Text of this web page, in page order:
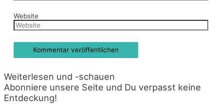
Website
Weiterlesen und -schauen
Abonniere unsere Seite und Du verpasst keine
Entdeckung!